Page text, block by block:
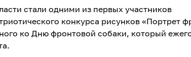
стали одними из первых участников
конкурса рисунков «Портрет
ко Дню фронтовой собаки, который